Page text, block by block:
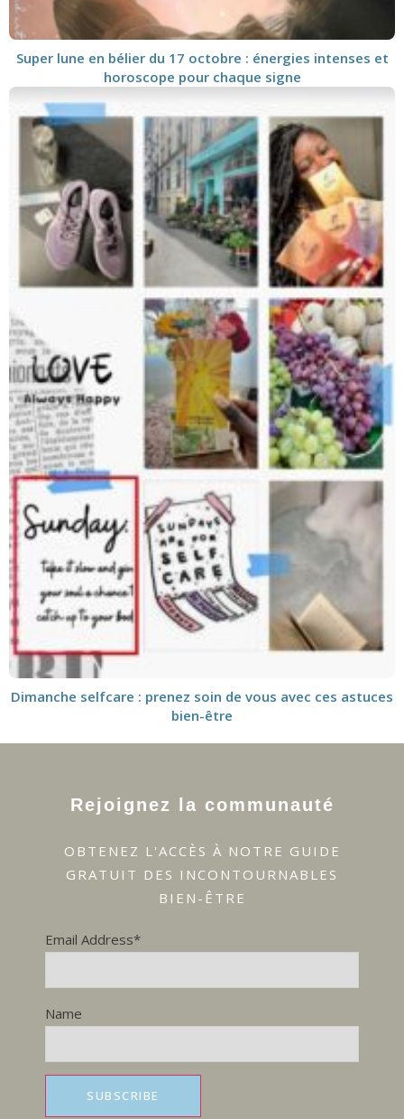
Super lune en bélier du 17 octobre : énergies intenses et
horoscope pour chaque signe
Dimanche selfcare : prenez soin de vous avec ces astuces
bien-être
Rejoignez la communauté
OBTENEZ L'ACCÈS À NOTRE GUIDE
GRATUIT DES INCONTOURNABLES
BIEN-ÊTRE
Email Address*
Name